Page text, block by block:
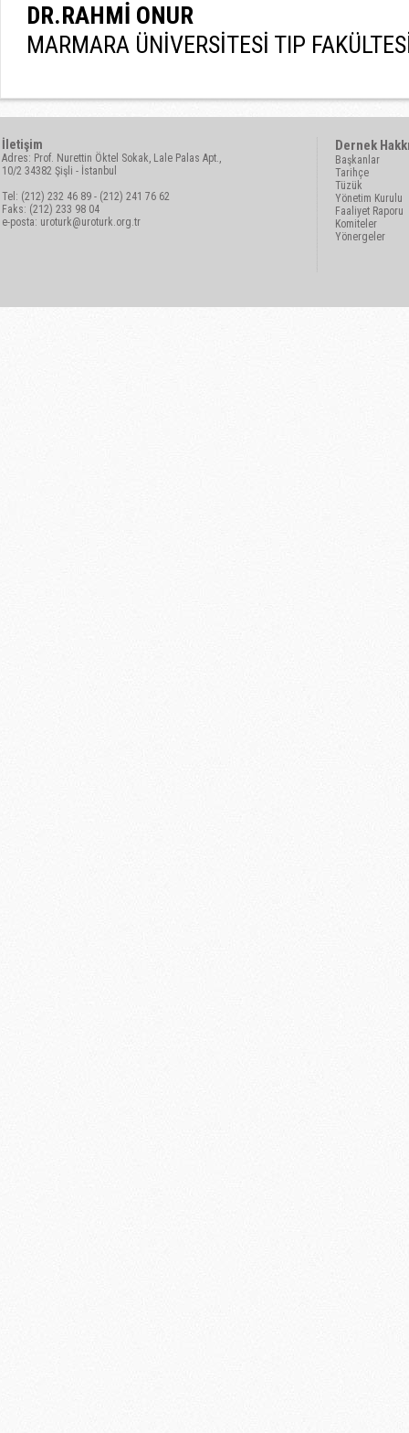
DR.RAHMİ ONUR
MARMARA ÜNİVERSİTESİ TIP
İletişim
Adres: Prof. Nurettin Öktel Sokak, Lale Palas Apt.,
10/2 34382 Şişli - İstanbul
Tel: (212) 232 46 89 - (212) 241 76 62
Faks: (212) 233 98 04
e-posta: uroturk@uroturk.org.tr
Dernek
Başkanlar
Tarihçe
Tüzük
Yönetim Kurulu
Faaliyet Raporu
Komiteler
Yönergeler